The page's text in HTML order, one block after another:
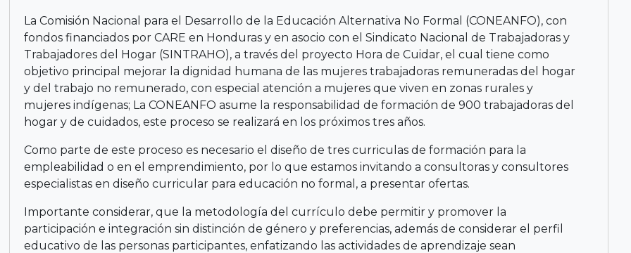
La Comisión Nacional para el Desarrollo de la Educación Alternativa No Formal (CONEANFO), con
fondos financiados por CARE en Honduras y en asocio con el Sindicato Nacional de Trabajadoras y
Trabajadores del Hogar (SINTRAHO), a través del proyecto Hora de Cuidar, el cual tiene como
objetivo principal mejorar la dignidad humana de las mujeres trabajadoras remuneradas del hogar
y del trabajo no remunerado, con especial atención a mujeres que viven en zonas rurales y
mujeres indígenas; La CONEANFO asume la responsabilidad de formación de 900 trabajadoras del
hogar y de cuidados, este proceso se realizará en los próximos tres años.
Como parte de este proceso es necesario el diseño de tres curriculas de formación para la
empleabilidad o en el emprendimiento, por lo que estamos invitando a consultoras y consultores
especialistas en diseño curricular para educación no formal, a presentar ofertas.
Importante considerar, que la metodología del currículo debe permitir y promover la
participación e integración sin distinción de género y preferencias, además de considerar el perfil
educativo de las personas participantes, enfatizando las actividades de aprendizaje sean